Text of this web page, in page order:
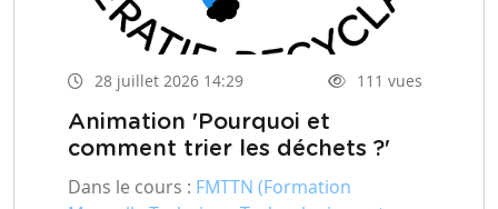
28 juillet 2026 14:29 111 vues
Animation 'Pourquoi et
comment trier les déchets ?'
Dans le cours : FMTTN (Formation